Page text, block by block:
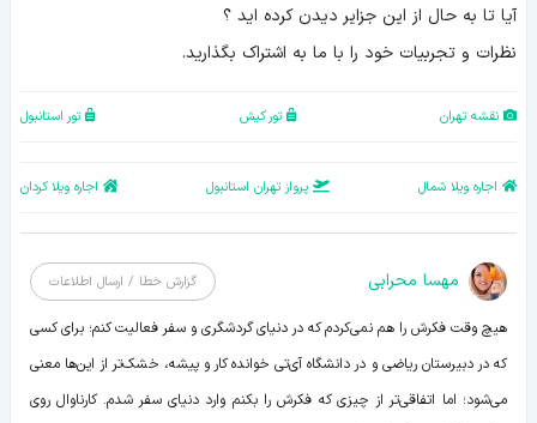
آیا تا به حال از این جزایر دیدن کرده اید ؟
نظرات و تجربیات خود را با ما به اشتراک بگذارید.
نقشه تهران تور کیش تور استانبول
اجاره ویلا شمال پرواز تهران استانبول اجاره ویلا کردان
مهسا محرابی گزارش خطا / ارسال اطلاعات
هیچ وقت فکرش را هم نمی‌کردم که در دنیای گردشگری و سفر فعالیت کنم؛ برای کسی
که در دبیرستان ریاضی و در دانشگاه آی‌تی خوانده کار و پیشه، خشک‌تر از این‌ها معنی
می‌شود؛ اما اتفاقی‌تر از چیزی که فکرش را بکنم وارد دنیای سفر شدم. کارناوال روی